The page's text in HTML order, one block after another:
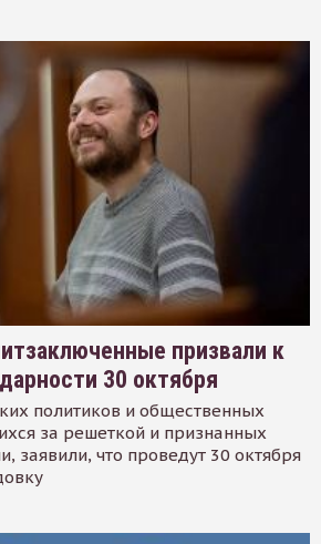
призвали к
30 октября
политиков и общественных
за решеткой и признанных
заявили, что проведут 30 октября